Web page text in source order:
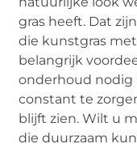
gras heeft. Dat
die kunstgras
belangrijk
onderhoud nodig
constant te
blijft zien. Wilt u
die duurzaam